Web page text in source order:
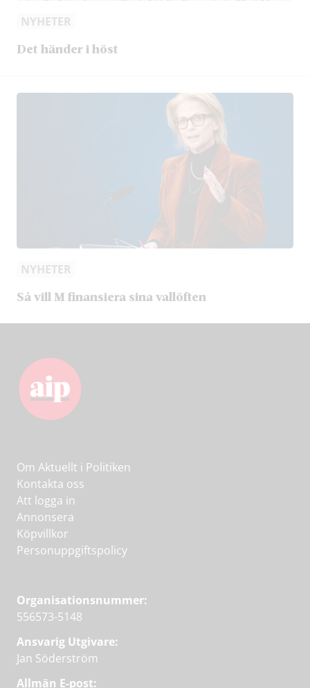
NYHETER
Det händer i höst
NYHETER
Så vill M finansiera sina vallöften
Om Aktuellt i Politiken
Kontakta oss
Att logga in
Annonsera
Köpvillkor
Personuppgiftspolicy
Organisationsnummer:
556573-5148
Ansvarig Utgivare:
Jan Söderström
Allmän E-post: